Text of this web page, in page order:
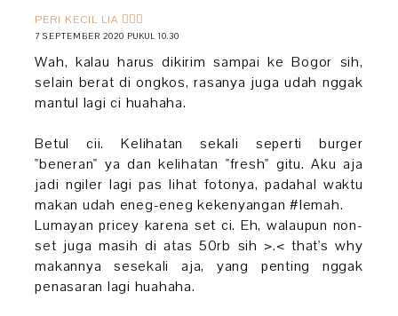
PERI KECIL LIA 🧚🏻‍♀️
7 SEPTEMBER 2020 PUKUL 10.30
Wah, kalau harus dikirim sampai ke Bogor sih,
selain berat di ongkos, rasanya juga udah nggak
mantul lagi ci huahaha.
Betul cii. Kelihatan sekali seperti burger
"beneran" ya dan kelihatan "fresh" gitu. Aku aja
jadi ngiler lagi pas lihat fotonya, padahal waktu
makan udah eneg-eneg kekenyangan #lemah.
Lumayan pricey karena set ci. Eh, walaupun non-
set juga masih di atas 50rb sih >.< that's why
makannya sesekali aja, yang penting nggak
penasaran lagi huahaha.